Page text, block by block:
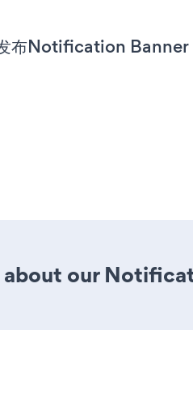
布Notification Banner
our